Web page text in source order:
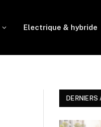
Electrique & hybride
DERNIERS